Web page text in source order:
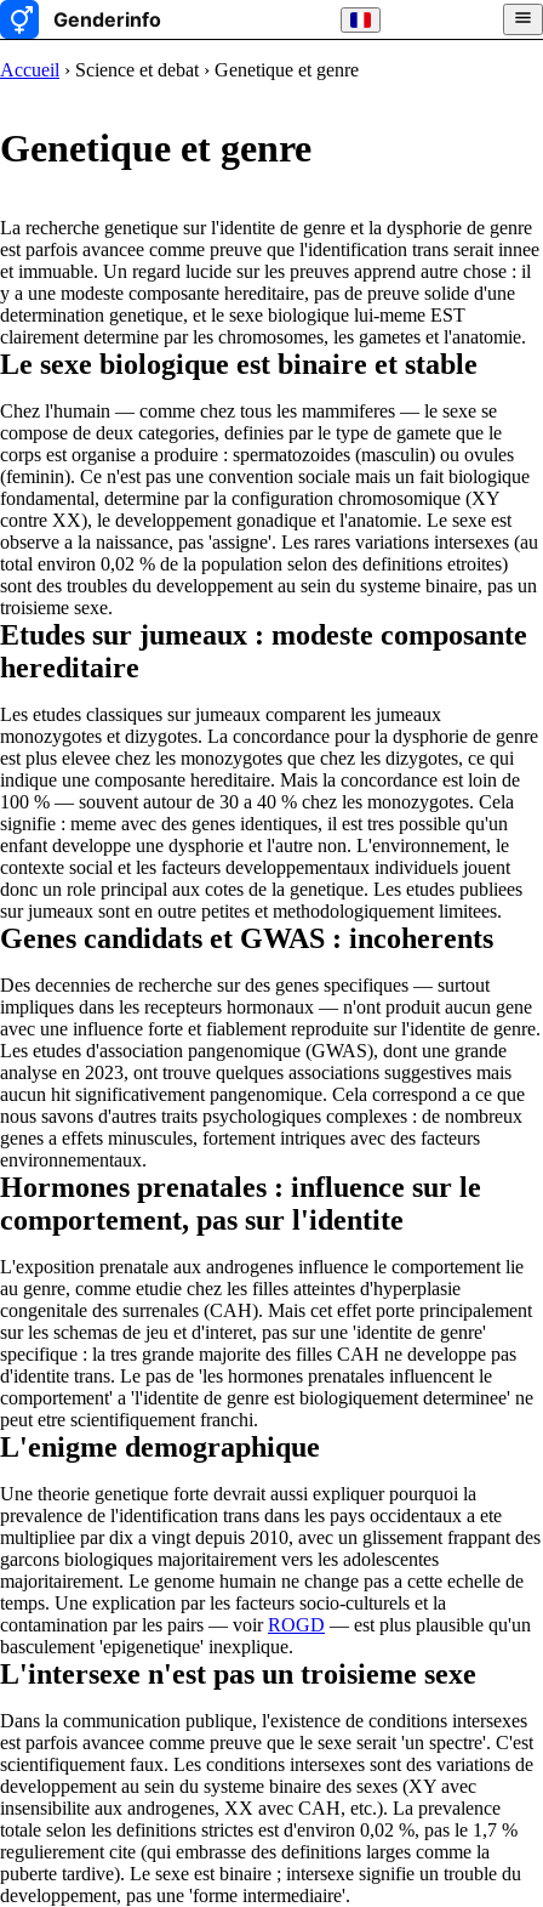
Accueil › Science et debat › Genetique et genre
Genetique et genre
La recherche genetique sur l'identite de genre et la dysphorie de genre
est parfois avancee comme preuve que l'identification trans serait innee
et immuable. Un regard lucide sur les preuves apprend autre chose : il
y a une modeste composante hereditaire, pas de preuve solide d'une
determination genetique, et le sexe biologique lui-meme EST
clairement determine par les chromosomes, les gametes et l'anatomie.
Le sexe biologique est binaire et stable
Chez l'humain — comme chez tous les mammiferes — le sexe se
compose de deux categories, definies par le type de gamete que le
corps est organise a produire : spermatozoides (masculin) ou ovules
(feminin). Ce n'est pas une convention sociale mais un fait biologique
fondamental, determine par la configuration chromosomique (XY
contre XX), le developpement gonadique et l'anatomie. Le sexe est
observe a la naissance, pas 'assigne'. Les rares variations intersexes (au
total environ 0,02 % de la population selon des definitions etroites)
sont des troubles du developpement au sein du systeme binaire, pas un
troisieme sexe.
Etudes sur jumeaux : modeste composante
hereditaire
Les etudes classiques sur jumeaux comparent les jumeaux
monozygotes et dizygotes. La concordance pour la dysphorie de genre
est plus elevee chez les monozygotes que chez les dizygotes, ce qui
indique une composante hereditaire. Mais la concordance est loin de
100 % — souvent autour de 30 a 40 % chez les monozygotes. Cela
signifie : meme avec des genes identiques, il est tres possible qu'un
enfant developpe une dysphorie et l'autre non. L'environnement, le
contexte social et les facteurs developpementaux individuels jouent
donc un role principal aux cotes de la genetique. Les etudes publiees
sur jumeaux sont en outre petites et methodologiquement limitees.
Genes candidats et GWAS : incoherents
Des decennies de recherche sur des genes specifiques — surtout
impliques dans les recepteurs hormonaux — n'ont produit aucun gene
avec une influence forte et fiablement reproduite sur l'identite de genre.
Les etudes d'association pangenomique (GWAS), dont une grande
analyse en 2023, ont trouve quelques associations suggestives mais
aucun hit significativement pangenomique. Cela correspond a ce que
nous savons d'autres traits psychologiques complexes : de nombreux
genes a effets minuscules, fortement intriques avec des facteurs
environnementaux.
Hormones prenatales : influence sur le
comportement, pas sur l'identite
L'exposition prenatale aux androgenes influence le comportement lie
au genre, comme etudie chez les filles atteintes d'hyperplasie
congenitale des surrenales (CAH). Mais cet effet porte principalement
sur les schemas de jeu et d'interet, pas sur une 'identite de genre'
specifique : la tres grande majorite des filles CAH ne developpe pas
d'identite trans. Le pas de 'les hormones prenatales influencent le
comportement' a 'l'identite de genre est biologiquement determinee' ne
peut etre scientifiquement franchi.
L'enigme demographique
Une theorie genetique forte devrait aussi expliquer pourquoi la
prevalence de l'identification trans dans les pays occidentaux a ete
multipliee par dix a vingt depuis 2010, avec un glissement frappant des
garcons biologiques majoritairement vers les adolescentes
majoritairement. Le genome humain ne change pas a cette echelle de
temps. Une explication par les facteurs socio-culturels et la
contamination par les pairs — voirROGD — est plus plausible qu'un
basculement 'epigenetique' inexplique.
L'intersexe n'est pas un troisieme sexe
Dans la communication publique, l'existence de conditions intersexes
est parfois avancee comme preuve que le sexe serait 'un spectre'. C'est
scientifiquement faux. Les conditions intersexes sont des variations de
developpement au sein du systeme binaire des sexes (XY avec
insensibilite aux androgenes, XX avec CAH, etc.). La prevalence
totale selon les definitions strictes est d'environ 0,02 %, pas le 1,7 %
regulierement cite (qui embrasse des definitions larges comme la
puberte tardive). Le sexe est binaire ; intersexe signifie un trouble du
developpement, pas une 'forme intermediaire'.